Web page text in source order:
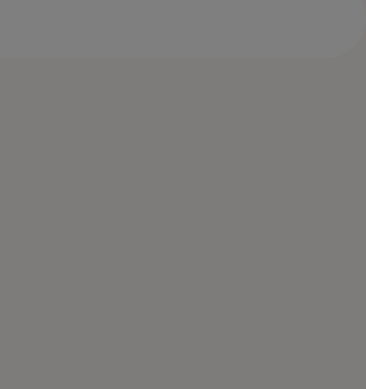
Projekts und Ihrer Ideen